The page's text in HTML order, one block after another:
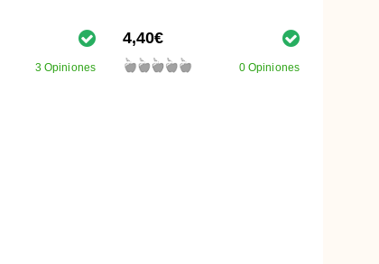
3 Opiniones
4,40€
0 Opiniones